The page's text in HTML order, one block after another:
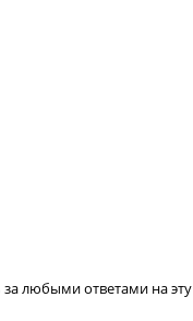
любыми ответами на эту